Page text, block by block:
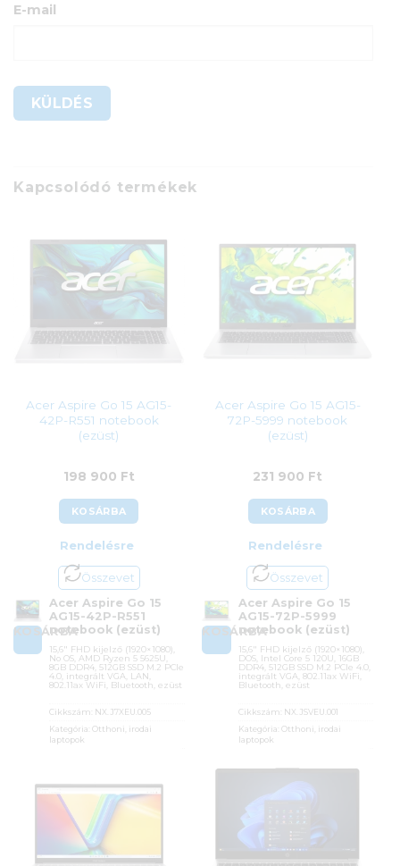
E-mail
Kapcsolódó termékek
Acer Aspire Go 15 AG15-
42P-R551 notebook
(ezüst)
198 900 Ft
KOSÁRBA
Rendelésre
Összevet
KOSÁRBA
Acer Aspire Go 15
AG15-42P-R551
notebook (ezüst)
15,6″ FHD kijelző (1920×1080),
No OS, AMD Ryzen 5 5625U,
8GB DDR4, 512GB SSD M.2 PCIe
4.0, integrált VGA, LAN,
802.11ax WiFi, Bluetooth, ezüst
Cikkszám: NX.J7XEU.005
Kategória:Otthoni, irodai
laptopok
ÁFA:27%
Azonosító:
53180
198 900 Ft
Acer Aspire Go 15 AG15-
72P-5999 notebook
(ezüst)
231 900 Ft
KOSÁRBA
Rendelésre
Összevet
KOSÁRBA
Acer Aspire Go 15
AG15-72P-5999
notebook (ezüst)
15,6″ FHD kijelző (1920×1080),
DOS, Intel Core 5 120U, 16GB
DDR4, 512GB SSD M.2 PCIe 4.0,
integrált VGA, 802.11ax WiFi,
Bluetooth, ezüst
Cikkszám: NX.JSVEU.001
Kategória: Otthoni, irodai
laptopok
Azonosító:
231 900 Ft